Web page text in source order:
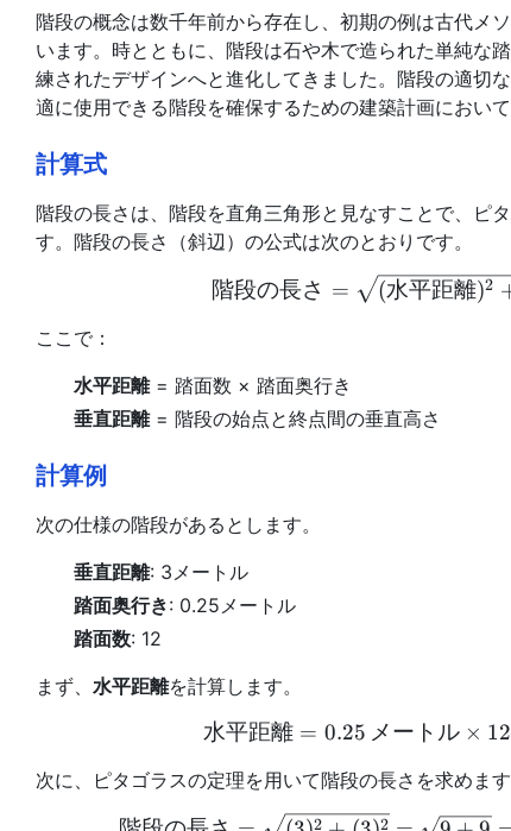
階段の概念は数千年前から存在し、初期の例は古代メ
います。時とともに、階段は石や木で造られた単純な
練されたデザインへと進化してきました。階段の適切
適に使用できる階段を確保するための建築計画において
計算式
階段の長さは、階段を直角三角形と見なすことで、ピ
す。階段の長さ（斜辺）の公式は次のとおりです。
\text{
階段の長さ = (水平距離)2
ここで：
水平距離= 踏面数 × 踏面奥行き
垂直距離= 階段の始点と終点間の垂直高さ
計算例
次の仕様の階段があるとします。
垂直距離: 3メートル
踏面奥行き: 0.25メートル
踏面数: 12
まず、水平距離を計算します。
\text{水
水平距離 = 0.25 メートル × 12
次に、ピタゴラスの定理を用いて階段の長さを求めます
2 2